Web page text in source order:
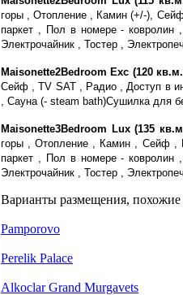
горы , Отопление , Камин (+/-),
паркет , Пол в номере -
Электрочайник , Тостер ,
Maisonette2Bedroom Exc (120
Сейф , TV SAT , Радио , Доступ в
, Сауна (- steam bath)Сушилка для
Maisonette3Bedroom Lux (135
горы , Отопление , Камин , Сейф ,
паркет , Пол в номере -
Электрочайник , Тостер ,
Варианты размещения,
Pamporovo
Perelik Palace
Alkoclar Grand Murgavets